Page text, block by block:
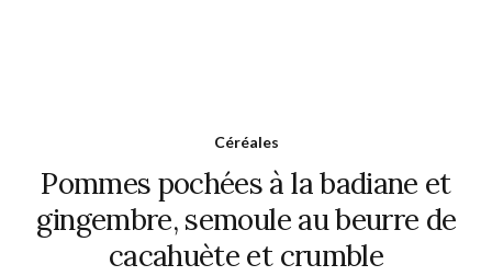
Céréales
Pommes pochées à la badiane et
gingembre, semoule au beurre de
cacahuète et crumble